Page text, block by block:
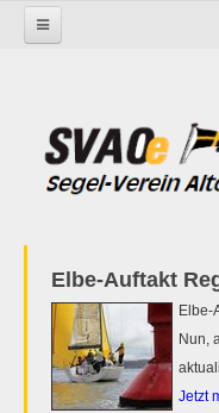
Elbe-Auftakt
Elbe-
Nun,
Jetzt